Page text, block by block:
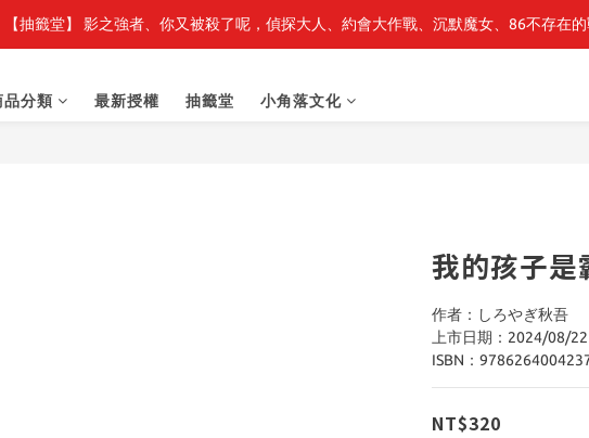
最新開賣🔥「全知讀者視角」 周邊商品
【抽籤堂】 影之強者、你又被殺了呢，偵探大人、約會大作戰、沉默魔女、86不存在
品分類 最新授權 抽籤堂 小角落文化
我的孩子是
作者：しろやぎ秋吾
上市日期：2024/08/22
ISBN：
NT$320